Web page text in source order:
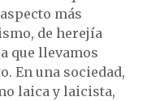
más
de herejía
que llevamos
En una sociedad,
laica y laicista,